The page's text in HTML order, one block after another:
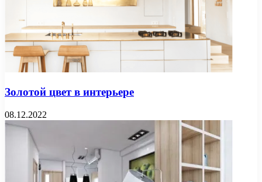
Золотой цвет в интерьере
08.12.2022